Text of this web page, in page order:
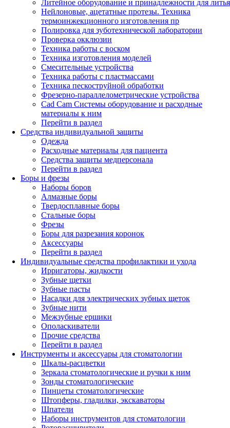
Литейное оборудование и принадлежности для литья
Нейлоновые, ацетатные протезы. Техника
термоинжекционного изготовления пр
Полировка для зуботехнической лаборатории
Проверка окклюзии
Техника работы с воском
Техника изготовления моделей
Смесительные устройства
Техника работы с пластмассами
Техника пескоструйной обработки
Фрезерно-параллелометрические устройства
Cad Cam Системы оборудование и расходные
материалы к ним
Перейти в раздел
Средства индивидуальной защиты
Одежда
Расходные материалы для пациента
Средства защиты медперсонала
Перейти в раздел
Боры и фрезы
Наборы боров
Алмазные боры
Твердосплавные боры
Стальные боры
Фрезы
Боры для разрезания коронок
Аксессуары
Перейти в раздел
Индивидуальные средства профилактики и ухода
Ирригаторы, жидкости
Зубные щетки
Зубные пасты
Насадки для электрических зубных щеток
Зубные нити
Межзубные ершики
Ополаскиватели
Прочие средства
Перейти в раздел
Инструменты и аксессуары для стоматологии
Шкалы-расцветки
Зеркала стоматологические и ручки к ним
Зонды стоматологические
Пинцеты стоматологические
Штопферы, гладилки, экскаваторы
Шпатели
Наборы инструментов для стоматологии